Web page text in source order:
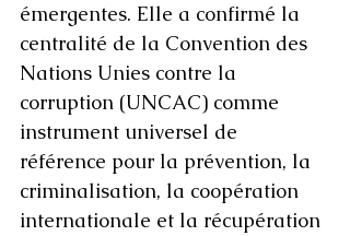
émergentes. Elle a confirmé la
centralité de la Convention des
Nations Unies contre la
corruption (UNCAC) comme
instrument universel de
référence pour la prévention, la
criminalisation, la coopération
internationale et la récupération